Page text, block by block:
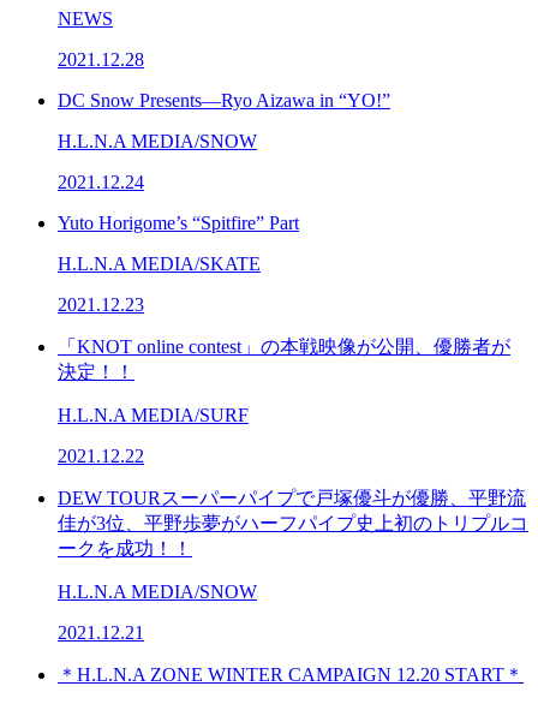
NEWS
2021.12.28
DC Snow Presents—Ryo Aizawa in “YO!”
H.L.N.A MEDIA/SNOW
2021.12.24
Yuto Horigome’s “Spitfire” Part
H.L.N.A MEDIA/SKATE
2021.12.23
「KNOT online contest」の本戦映像が公開、優勝者が
決定！！
H.L.N.A MEDIA/SURF
2021.12.22
DEW TOURスーパーパイプで戸塚優斗が優勝、平野流
佳が3位、平野歩夢がハーフパイプ史上初のトリプルコ
ークを成功！！
H.L.N.A MEDIA/SNOW
2021.12.21
＊H.L.N.A ZONE WINTER CAMPAIGN 12.20 START＊